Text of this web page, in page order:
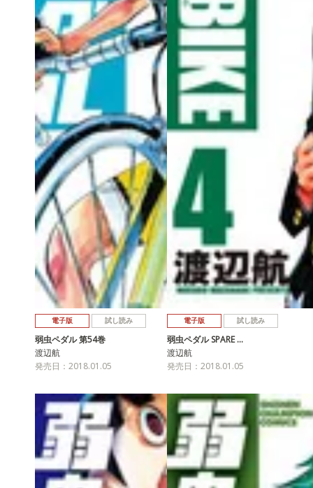
電子版 試し読み
弱虫ペダル 第54巻
渡辺航
発売日：2018.01.05
電子版 試し読み
弱虫ペダル SPARE …
渡辺航
発売日：2018.01.05